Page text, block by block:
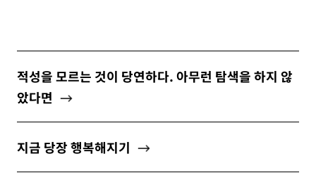
ABOUT
적성을 모르는 것이 당연하다. 아무런 탐색을 하지 않
았다면
지금 당장 행복해지기